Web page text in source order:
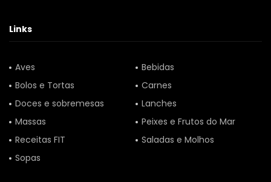
Links
Aves
Bebidas
Bolos e Tortas
Carnes
Doces e sobremesas
Lanches
Massas
Peixes e Frutos do Mar
Receitas FIT
Saladas e Molhos
Sopas